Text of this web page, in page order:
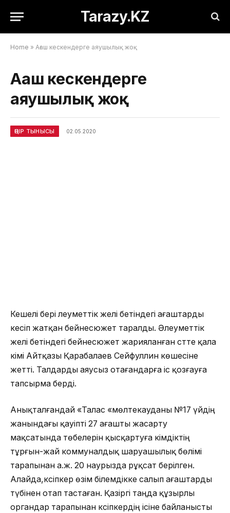
Tarazy.KZ
Home » Ағаш кескендерге аяушылық жоқ
Ағаш кескендерге
аяушылық жоқ
ӨҢІР ТЫНЫСЫ 02.05.2020
Кешелі бері әлеуметтік желі бетіндегі ағаштарды
кесіп жатқан бейнесюжет таралды. Әлеуметтік
желі бетіндегі бейнесюжет жарияланған сәтте қала
әкімі Айтқазы Қарабалаев Сейфуллин көшесіне
жетті. Талдарды аяусыз отағандарға іс қозғауға
тапсырма берді.
Анықталғандай «Талас «мөлтекауданы №17 үйдің
жанындағы қауіпті 27 ағашты жасарту
мақсатында төбелерін қысқартуға әкімдіктің
тұрғын-жай коммуналдық шаруашылық бөлімі
тарапынан а.ж. 20 наурызда рұқсат берілген.
Алайда,кәсіпкер өзім білемдікке салып ағаштарды
түбінен отап тастаған. Қазіргі таңда құзырлы
органдар тарапынан кәсіпкердің ісіне байланысты